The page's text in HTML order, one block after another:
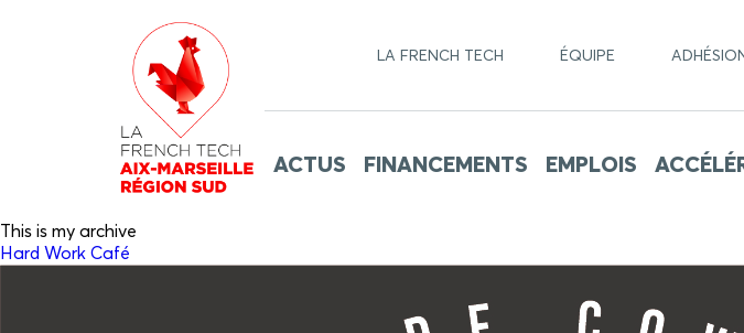
LA FRENCH TECH ÉQUIPE
ACTUS FINANCEMENTS EMPLOIS
This is my archive
Hard Work Café